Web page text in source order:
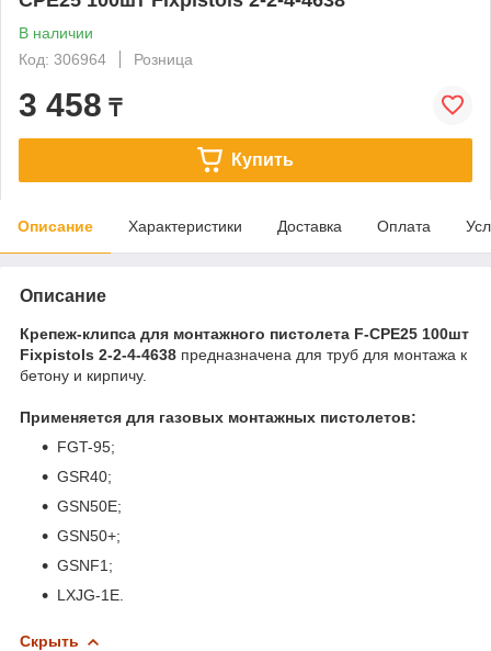
В наличии
Код: 306964
Розница
3 458 ₸
Купить
Описание Характеристики Доставка Оплата
Описание
Крепеж-клипса для монтажного пистолета F-CPE25 100шт
Fixpistols 2-2-4-4638 предназначена для труб для монтажа к
бетону и кирпичу.
Применяется для газовых монтажных пистолетов:
FGT-95;
GSR40;
GSN50E;
GSN50+;
GSNF1;
LXJG-1E.
Скрыть